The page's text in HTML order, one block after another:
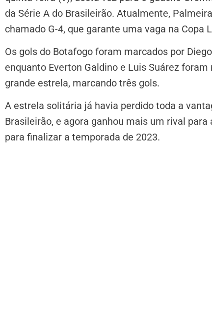
da Série A do Brasileirão. Atualmente,
chamado G-4, que garante uma vaga na Copa
Os gols do Botafogo foram marcados por
enquanto Everton Galdino e Luis Suárez
grande estrela, marcando três gols.
A estrela solitária já havia perdido toda a
Brasileirão, e agora ganhou mais um rival
para finalizar a temporada de 2023.